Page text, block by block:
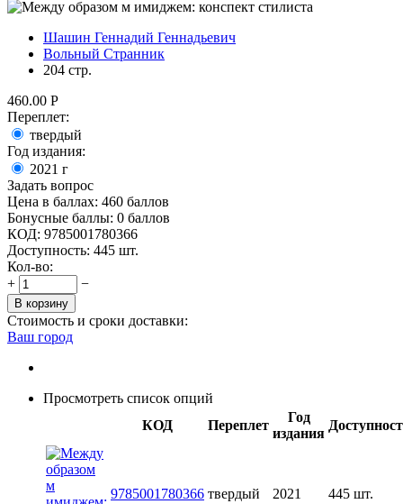
Шашин Геннадий Геннадьевич
Вольный Странник
204 стр.
460.00 Р
Переплет:
твердый
Год издания:
2021 г
Задать вопрос
Цена в баллах: 460 баллов
Бонусные баллы: 0 баллов
КОД: 9785001780366
Доступность: 445 шт.
Кол-во:
+
−
В корзину
Стоимость и сроки доставки:
Ваш город
Просмотреть список опций
КОД
Переплет
Год
издания
9785001780366 твердый 2021 445 шт.